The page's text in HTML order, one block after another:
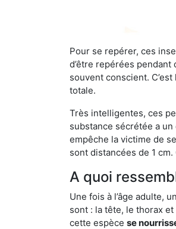
Pour se repérer, ces
d’être repérées
souvent conscient.
totale.
Très intelligentes, ces
substance sécrétée a
empêche la victime de
sont distancées de 1
A quoi
Une fois à l’âge adulte,
sont : la tête, le thorax
cette espèce se